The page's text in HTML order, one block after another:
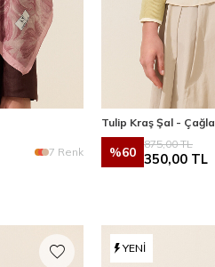
7 Renk
Tulip Kraş Şal - Çağla
%60
875,00TL
350,00 TL
YENI